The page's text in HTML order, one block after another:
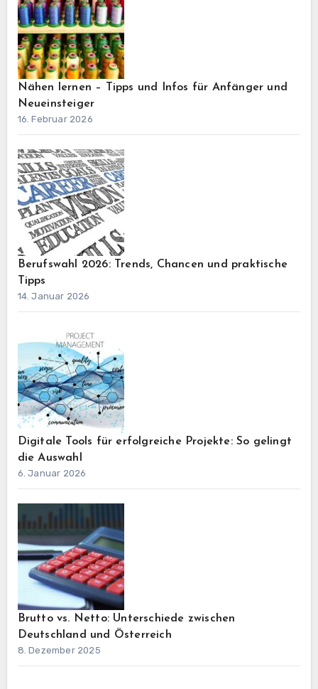
Nähen lernen – Tipps und Infos für Anfänger und
Neueinsteiger
16. Februar 2026
Berufswahl 2026: Trends, Chancen und praktische
Tipps
14. Januar 2026
Digitale Tools für erfolgreiche Projekte: So gelingt
die Auswahl
6. Januar 2026
Brutto vs. Netto: Unterschiede zwischen
Deutschland und Österreich
8. Dezember 2025